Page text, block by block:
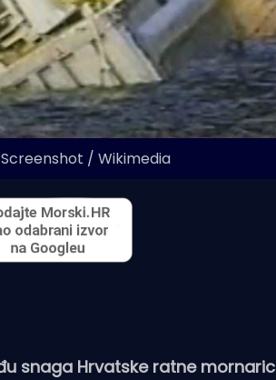
/ Wikimedia
snaga Hrvatske ratne